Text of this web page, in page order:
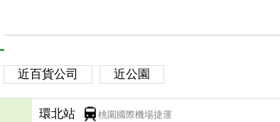
近百貨公司 近公園
環北站 桃園國際機場捷運